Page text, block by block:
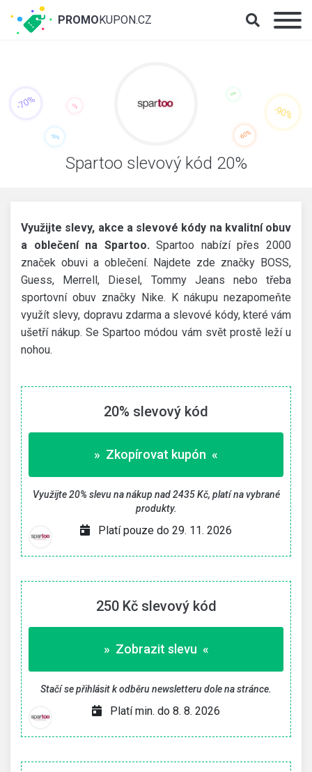
Spartoo slevový kód 20%
Využijte slevy, akce a slevové kódy na kvalitní obuv
a oblečení na Spartoo. Spartoo nabízí přes 2000
značek obuvi a oblečení. Najdete zde značky BOSS,
Guess, Merrell, Diesel, Tommy Jeans nebo třeba
sportovní obuv značky Nike. K nákupu nezapomeňte
využít slevy, dopravu zdarma a slevové kódy, které vám
ušetří nákup. Se Spartoo módou vám svět prostě leží u
nohou.
20% slevový kód
» Zkopírovat kupón «
Využijte 20% slevu na nákup nad 2435 Kč, platí na vybrané
produkty.
Platí pouze do 29. 11. 2026
250 Kč slevový kód
» Zobrazit slevu «
Stačí se přihlásit k odběru newsletteru dole na stránce.
Platí min. do 8. 8. 2026
PROMOKUPON.CZ